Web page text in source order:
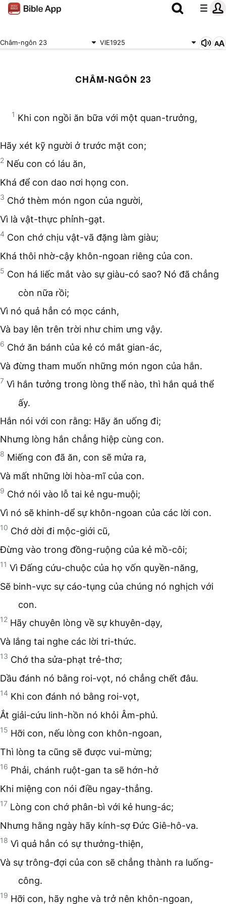
Châm-ngôn 23 VIE1925
CHÂM-NGÔN 23
1 Khi con ngồi ăn bữa với một quan-trưởng,
Hãy xét kỹ người ở trước mặt con;
2 Nếu con có láu ăn,
Khá để con dao nơi họng con.
3 Chớ thèm món ngon của người,
Vì là vật-thực phỉnh-gạt.
4 Con chớ chịu vật-vã đặng làm giàu;
Khá thôi nhờ-cậy khôn-ngoan riêng của con.
5 Con há liếc mắt vào sự giàu-có sao? Nó đã chẳng
còn nữa rồi;
Vì nó quả hẳn có mọc cánh,
Và bay lên trên trời như chim ưng vậy.
6 Chớ ăn bánh của kẻ có mắt gian-ác,
Và đừng tham muốn những món ngon của hắn.
7 Vì hắn tưởng trong lòng thể nào, thì hắn quả thể
ấy.
Hắn nói với con rằng: Hãy ăn uống đi;
Nhưng lòng hắn chẳng hiệp cùng con.
8 Miếng con đã ăn, con sẽ mửa ra,
Và mất những lời hòa-mĩ của con.
9 Chớ nói vào lỗ tai kẻ ngu-muội;
Vì nó sẽ khinh-dể sự khôn-ngoan của các lời con.
10 Chớ dời đi mộc-giới cũ,
Đừng vào trong đồng-ruộng của kẻ mồ-côi;
11 Vì Đấng cứu-chuộc của họ vốn quyền-năng,
Sẽ binh-vực sự cáo-tụng của chúng nó nghịch với
con.
12 Hãy chuyên lòng về sự khuyên-dạy,
Và lắng tai nghe các lời tri-thức.
13 Chớ tha sửa-phạt trẻ-thơ;
Dầu đánh nó bằng roi-vọt, nó chẳng chết đâu.
14 Khi con đánh nó bằng roi-vọt,
Ắt giải-cứu linh-hồn nó khỏi Âm-phủ.
15 Hỡi con, nếu lòng con khôn-ngoan,
Thì lòng ta cũng sẽ được vui-mừng;
16 Phải, chánh ruột-gan ta sẽ hớn-hở
Khi miệng con nói điều ngay-thẳng.
17 Lòng con chớ phân-bì với kẻ hung-ác;
Nhưng hằng ngày hãy kính-sợ Đức Giê-hô-va.
18 Vì quả hẳn có sự thưởng-thiện,
Và sự trông-đợi của con sẽ chẳng thành ra luống-
công.
19 Hỡi con, hãy nghe và trở nên khôn-ngoan,